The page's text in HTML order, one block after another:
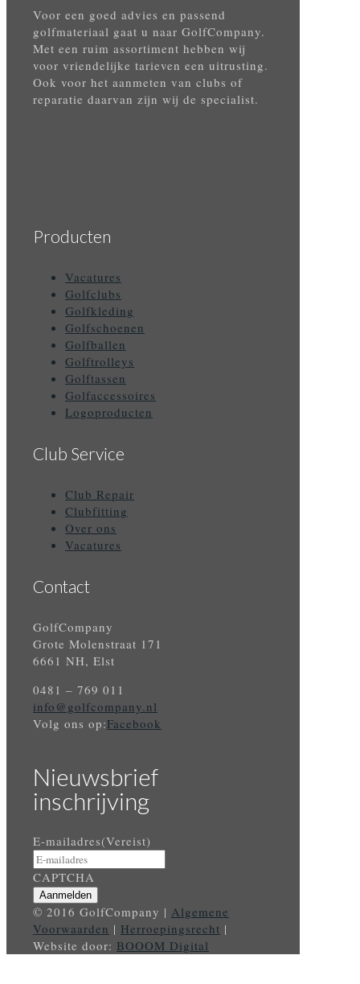
u
de
advieskosten
retour.
Voor een goed advies en passend
golfmateriaal gaat u naar GolfCompany.
Met een ruim assortiment hebben wij
voor vriendelijke tarieven een uitrusting.
Ook voor het aanmeten van clubs of
reparatie daarvan zijn wij de specialist.
Producten
Vacatures
Golfclubs
Golfkleding
Golfschoenen
Golfballen
Golftrolleys
Golftassen
Golfaccessoires
Logoproducten
Club Service
Club Repair
Clubfitting
Over ons
Vacatures
Contact
GolfCompany
Grote Molenstraat 171
6661 NH, Elst
0481 – 769 011
info@golfcompany.nl
Volg ons op:Facebook
Nieuwsbrief
inschrijving
E-mailadres(Vereist)
CAPTCHA
© 2016 GolfCompany | Algemene
Voorwaarden | Herroepingsrecht |
Website door: BOOOM Digital